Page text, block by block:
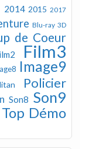
2014 2015 2017
Blu-ray 3D
de Coeur
Film3
Image9
Policier
Son8 Son9
Top Démo